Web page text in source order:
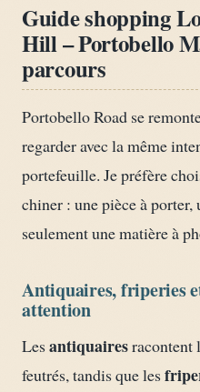
Guide shopping
Hill – Portobello
parcours
Portobello Road se
regarder avec la même
portefeuille. Je préfère
chiner : une pièce à
seulement une matière à
Antiquaires, friperies
attention
Lesantiquairesracontent
feutrés, tandis que les